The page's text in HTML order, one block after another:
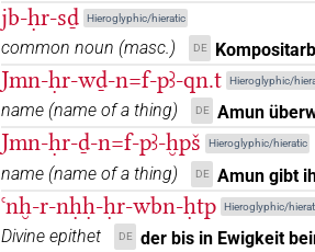
US9F35VARA US9F35VARA | 1×
[]𓏤 | 29× PREP (e.g. 2, 3,4,5, 6,7,8
[]𔏴𓏤 | 1× PREP (1)
⸮𓁷? | 1× PREP (1)
jb-ḥr-sḏ Hieroglyphic/hieratic
common noun (masc.) DE
Jmn-ḥr-wḏ-n=f-pꜣ-qn.t Hieroglyphic/
name (name of a thing) DE Amun
Jmn-ḥr-ḏ-n=f-pꜣ-ḫpš Hieroglyphic/hieratic
name (name of a thing) DE Amun gibt
ꜥnḫ-r-nḥḥ-ḥr-wbn-ḥtp Hieroglyphic/
Divine epithet DE der bis in Ewigkeit